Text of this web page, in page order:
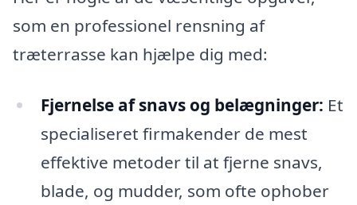
som en professionel rensning af
træterrasse kan hjælpe dig med:
Fjernelse af snavs og belægninger: Et
specialiseret firmakender de mest
effektive metoder til at fjerne snavs,
blade, og mudder, som ofte ophober